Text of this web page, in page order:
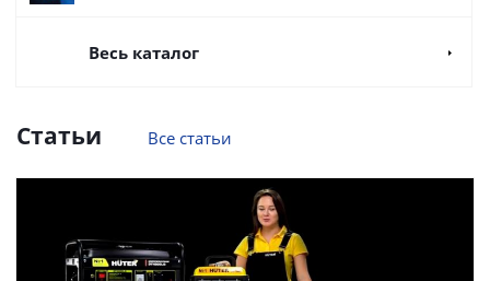
Весь каталог
Статьи Все статьи